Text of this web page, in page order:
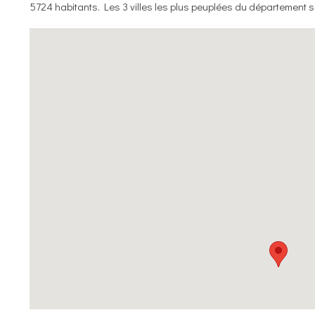
5724 habitants. Les 3 villes les plus peuplées du département